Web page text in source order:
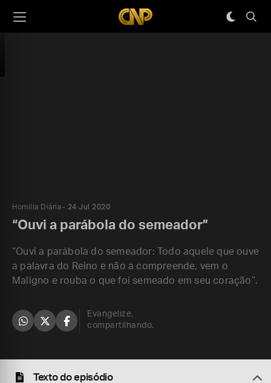
Homilia Diária 24 Jul 2020
“Ouvi a parábola do semeador”
“Ouvi a parábola do semeador: Todo aquele que ouve
a palavra do Reino e não a compreende, vem o
Maligno e rouba o que foi semeado em seu coração”.
Evangelize,
compartilhando.
Texto do episódio